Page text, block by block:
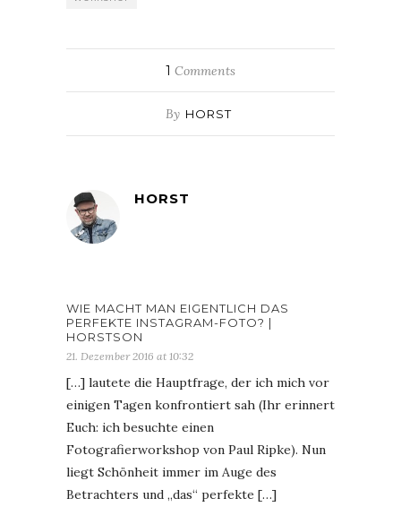
1 Comments
By HORST
HORST
WIE MACHT MAN EIGENTLICH DAS
PERFEKTE INSTAGRAM-FOTO? |
HORSTSON
21. Dezember 2016 at 10:32
[…] lautete die Hauptfrage, der ich mich vor
einigen Tagen konfrontiert sah (Ihr erinnert
Euch: ich besuchte einen
Fotografierworkshop von Paul Ripke). Nun
liegt Schönheit immer im Auge des
Betrachters und „das“ perfekte […]